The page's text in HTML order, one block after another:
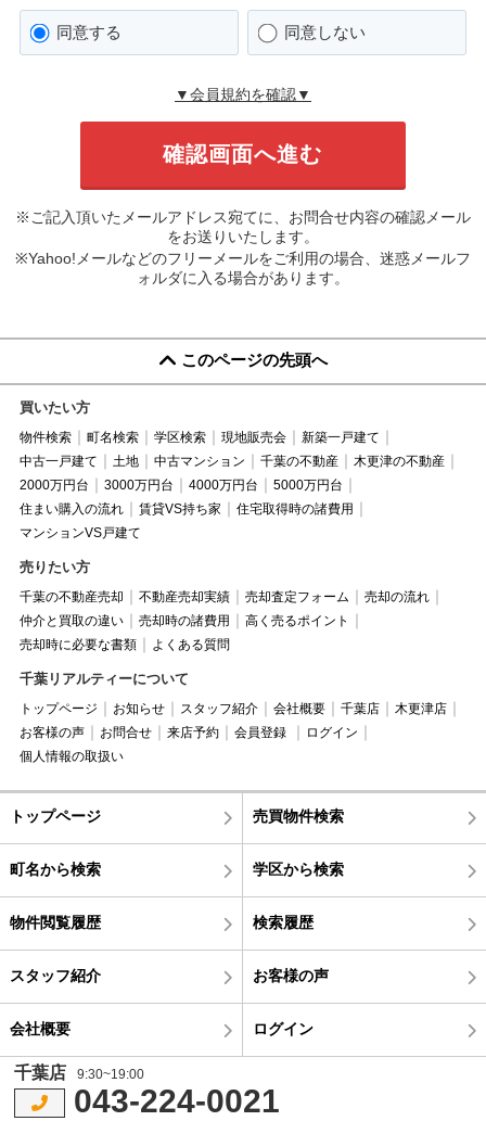
同意する 同意しない
▼会員規約を確認▼
※ご記入頂いたメールアドレス宛てに、お問合せ内容の確認メール
をお送りいたします。
※Yahoo!メールなどのフリーメールをご利用の場合、迷惑メールフ
ォルダに入る場合があります。
このページの先頭へ
買いたい方
物件検索 町名検索 学区検索 現地販売会
新築一戸建て
中古一戸建て
土地 中古マンション 千葉の不動産
木更津の不動産
2000万円台
3000万円台 4000万円台
5000万円台
住まい購入の流れ
賃貸VS持ち家
住宅取得時の諸費用
マンションVS戸建て
売りたい方
千葉の不動産売却 不動産売却実績 売却査定フォーム
売却の流れ
仲介と買取の違い
売却時の諸費用
高く売るポイント
売却時に必要な書類
よくある質問
千葉リアルティーについて
トップページ お知らせ スタッフ紹介 会社概要 千葉店
木更津店
お客様の声
お問合せ 来店予約 会員登録
ログイン
個人情報の取扱い
トップページ 売買物件検索
町名から検索 学区から検索
物件閲覧履歴 検索履歴
スタッフ紹介 お客様の声
会社概要 ログイン
千葉店 9:30~19:00
043-224-0021